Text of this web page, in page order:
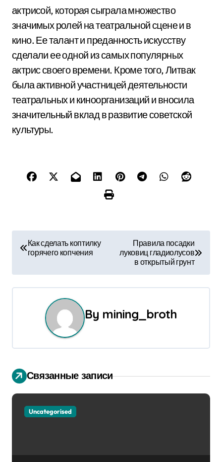
актрисой, которая сыграла множество
значимых ролей на театральной сцене и в
кино. Ее талант и преданность искусству
сделали ее одной из самых популярных
актрис своего времени. Кроме того, Литвак
была активной участницей деятельности
театральных и киноорганизаций и вносила
значительный вклад в развитие советской
культуры.
в
а
и
я
Как сделать коптилку
горячего копчения
Правила посадки
луковиц гладиолусов
в открытый грунт
By mining_broth
Связанные записи
Uncategorised